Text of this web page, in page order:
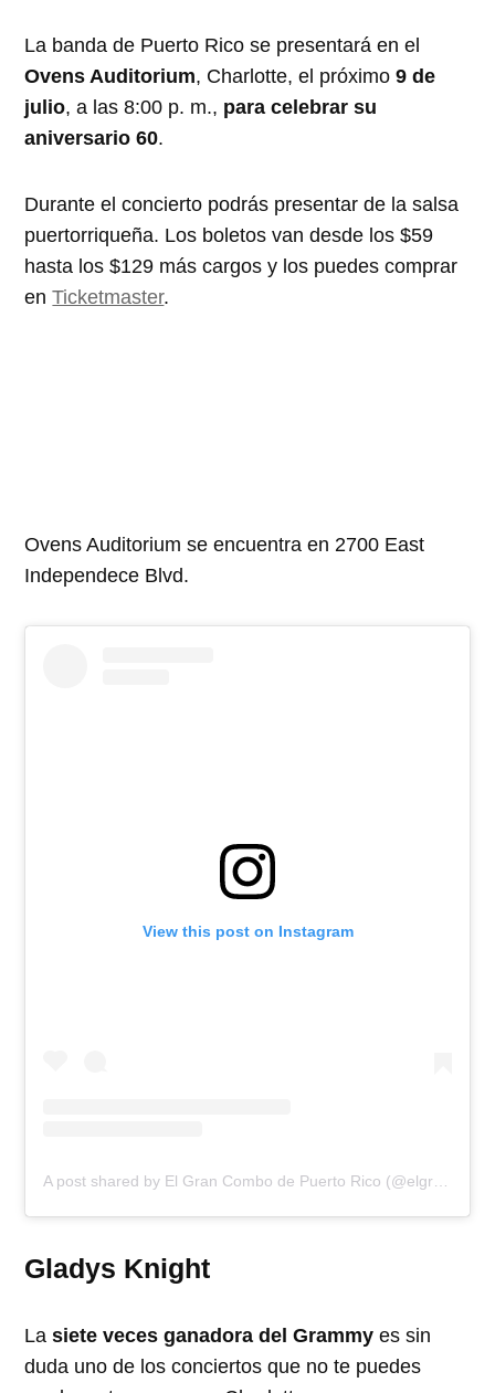
La banda de Puerto Rico se presentará en el
Ovens Auditorium, Charlotte, el próximo9 de
julio, a las 8:00 p. m., para celebrar su
aniversario 60.
Durante el concierto podrás presentar de la salsa
puertorriqueña. Los boletos van desde los $59
hasta los $129 más cargos y los puedes comprar
enTicketmaster.
Ovens Auditorium se encuentra en 2700 East
Independece Blvd.
View this post on Instagram
A post shared by El Gran Combo de Puerto Rico (@elgrancombodepuertorico)
Gladys Knight
La siete veces ganadora del Grammy es sin
duda uno de los conciertos que no te puedes